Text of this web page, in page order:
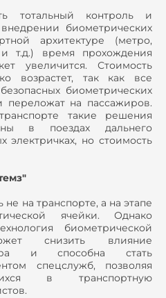
тотальный контроль и
биометрических
архитектуре (метро,
т.д.) время прохождения
увеличится. Стоимость
возрастет, так как все
биометрических
переложат на пассажиров.
такие решения
в поездах дальнего
электричках, но стоимость
на транспорте, а на этапе
ячейки. Однако
биометрической
снизить влияние
и способна стать
спецслужб, позволяя
в транспортную